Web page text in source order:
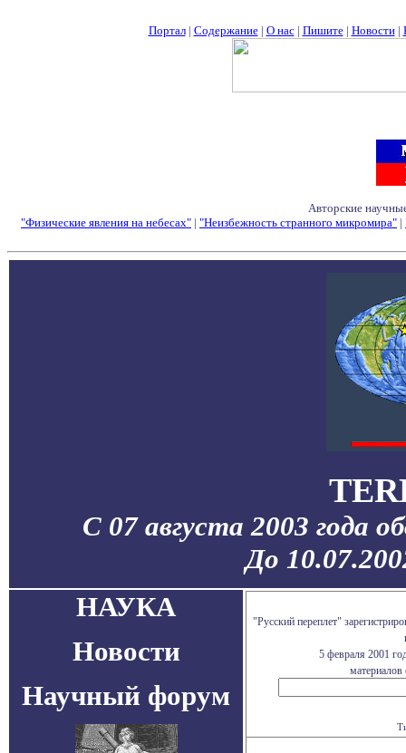
Портал| Содержание| О нас| Пишите| Новости|
Авторские
"Физические явления на небесах" | "Неизбежность странного микромира" |
С 07 августа 2003 года
До
НАУКА
Новости
Научный форум
"Русский переплет"
5 февраля 2001
материалов